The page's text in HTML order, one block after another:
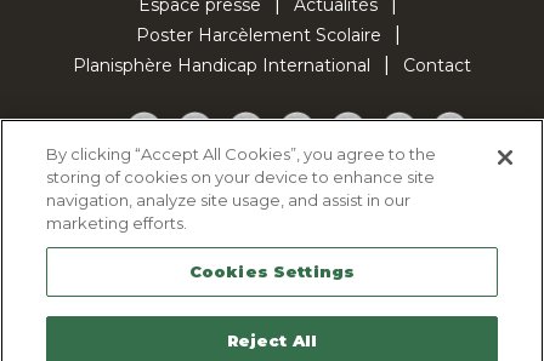
Espace presse
Actualités
Poster Harcèlement Scolaire
Planisphère Handicap International
Contact
Facebook
TwitterYouTubePinterestInstagramLinkedInTikTok
Politique d'utilisation des cookies
Politique de confidentialité
Mentions légales
Plan du site
Contactez-nous
By clicking “Accept All Cookies”, you agree to the
storing of cookies on your device to enhance site
navigation, analyze site usage, and assist in our
marketing efforts.
Cookies Settings
Reject All